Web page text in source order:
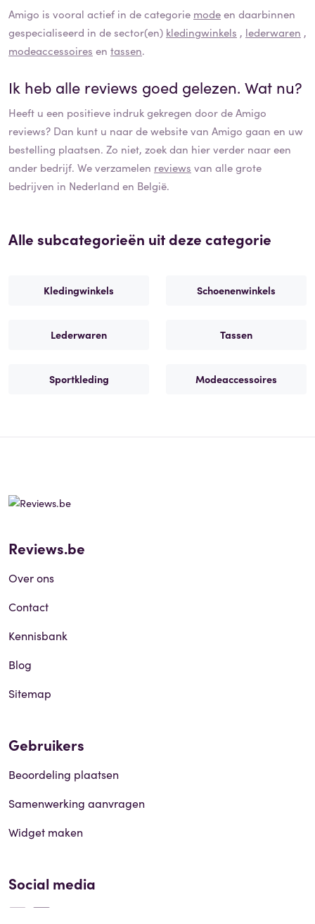
Amigo is vooral actief in de categorie modeen daarbinnen
gespecialiseerd in de sector(en) kledingwinkels , lederwaren ,
modeaccessoires en tassen.
Ik heb alle reviews goed gelezen. Wat nu?
Heeft u een positieve indruk gekregen door deAmigo
reviews? Dan kunt u naar de website van Amigo gaan en uw
bestelling plaatsen. Zo niet, zoek dan hier verder naar een
ander bedrijf. We verzamelen reviews van alle grote
bedrijven in Nederland en België.
Alle subcategorieën uit deze categorie
Kledingwinkels Schoenenwinkels
Lederwaren Tassen
Sportkleding Modeaccessoires
Reviews.be
Over ons
Contact
Kennisbank
Blog
Sitemap
Gebruikers
Beoordeling plaatsen
Samenwerking aanvragen
Widget maken
Social media